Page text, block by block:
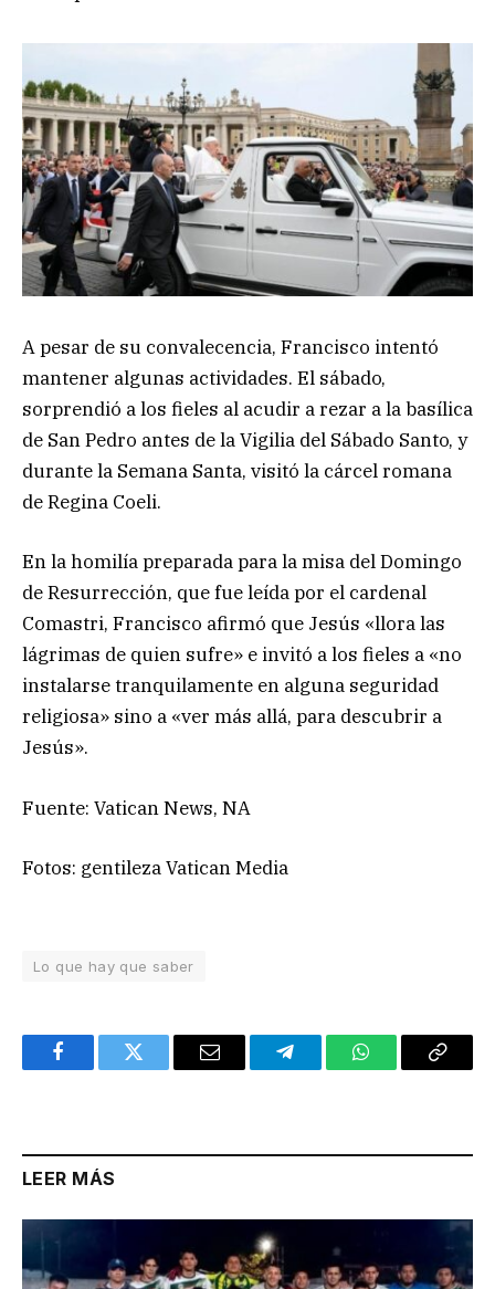
A pesar de su convalecencia, Francisco intentó
mantener algunas actividades. El sábado,
sorprendió a los fieles al acudir a rezar a la basílica
de San Pedro antes de la Vigilia del Sábado Santo, y
durante la Semana Santa, visitó la cárcel romana
de Regina Coeli.
En la homilía preparada para la misa del Domingo
de Resurrección, que fue leída por el cardenal
Comastri, Francisco afirmó que Jesús «llora las
lágrimas de quien sufre» e invitó a los fieles a «no
instalarse tranquilamente en alguna seguridad
religiosa» sino a «ver más allá, para descubrir a
Jesús».
Fuente: Vatican News, NA
Fotos: gentileza Vatican Media
Lo que hay que saber
FacebookTwitter Email TelegramWhatsAppCopy
LEER MÁS